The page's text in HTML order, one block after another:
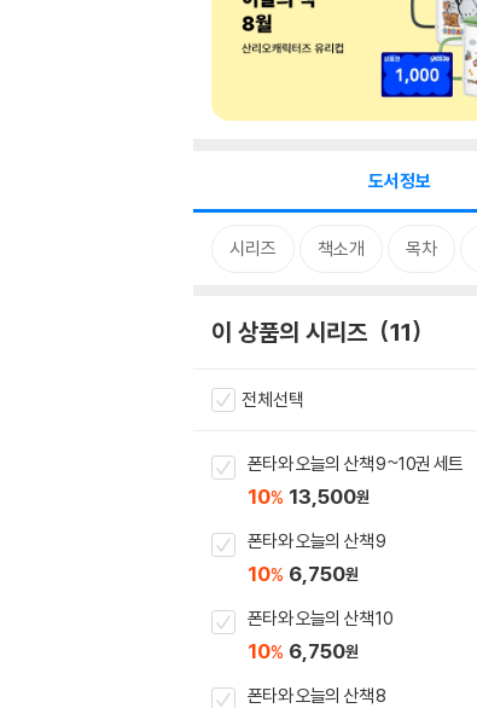
도서정보
시리즈 책소개 목차
이 상품의 시리즈 11
전체선택
폰타와 오늘의 산책 9~10권 세트
10% 13,500원
폰타와 오늘의 산책 9
10% 6,750원
폰타와 오늘의 산책 10
10% 6,750원
폰타와 오늘의 산책 8